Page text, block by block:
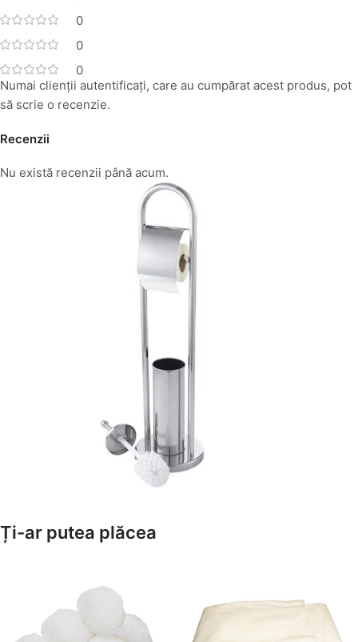
0
0
0
Recenzii
Nu există recenzii până acum.
Numai clienții autentificați, care au cumpărat acest produs, pot
să scrie o recenzie.
Suporți Hârtie Igenică
Ți-ar putea plăcea